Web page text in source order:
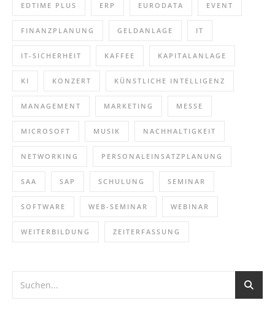
EDTIME PLUS ERP EURODATA EVENT
FINANZPLANUNG GELDANLAGE IT
IT-SICHERHEIT KAFFEE KAPITALANLAGE
KI KONZERT KÜNSTLICHE INTELLIGENZ
MANAGEMENT MARKETING MESSE
MICROSOFT MUSIK NACHHALTIGKEIT
NETWORKING PERSONALEINSATZPLANUNG
SAA SAP SCHULUNG SEMINAR
SOFTWARE WEB-SEMINAR WEBINAR
WEITERBILDUNG ZEITERFASSUNG